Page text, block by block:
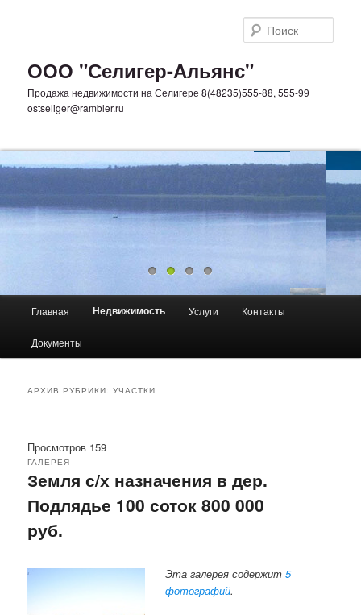
ООО "Селигер-Альянс"
Продажа недвижимости на Селигере 8(48235)555-88, 555-99
ostseliger@rambler.ru
Перейти к основному содержимому
Перейти к дополнительному содержимому
Главная Недвижимость Услуги Контакты
Документы
АРХИВ РУБРИКИ:УЧАСТКИ
Просмотров 159
Земля с/х назначения в дер.
Подлядье 100 соток 800 000
руб.
ГАЛЕРЕЯ
Эта галерея содержит5
фотографий.